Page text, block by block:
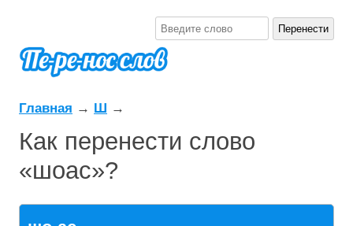
Главная → Ш →
Как перенести слово
«шоас»?